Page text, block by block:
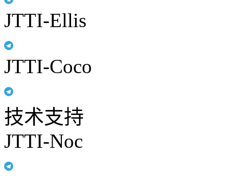
JTTI-Ellis
JTTI-Coco
技术支持
JTTI-Noc